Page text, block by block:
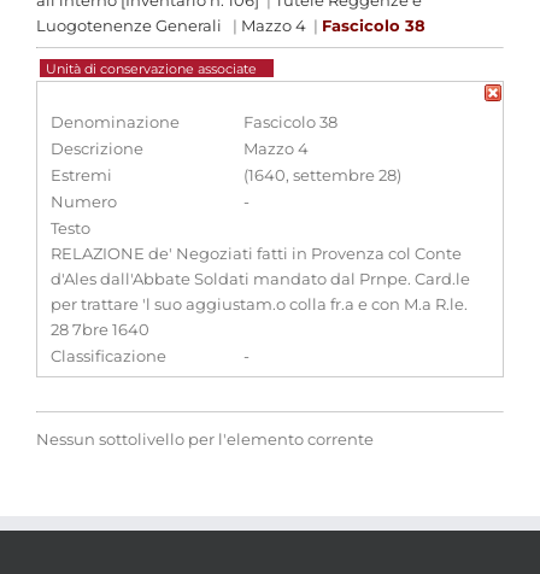
Luogotenenze Generali
| Mazzo 4 | Fascicolo 38
Unità di conservazione associate
Denominazione
Fascicolo 38
Descrizione
Mazzo 4
Estremi
(1640, settembre 28)
Numero
-
Testo
RELAZIONE de' Negoziati fatti in Provenza col Conte
d'Ales dall'Abbate Soldati mandato dal Prnpe. Card.le
per trattare 'l suo aggiustam.o colla fr.a e con M.a R.le.
28 7bre 1640
Classificazione
-
Nessun sottolivello per l'elemento corrente